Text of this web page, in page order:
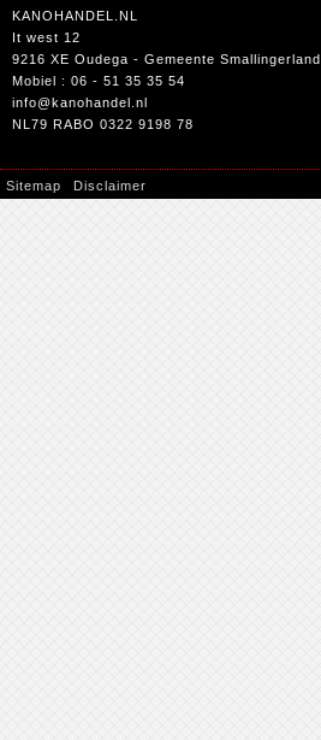
KANOHANDEL.NL
It west 12
9216 XE Oudega - Gemeente Smallingerland
Mobiel : 06 - 51 35 35 54
info@kanohandel.nl
NL79 RABO 0322 9198 78
Sitemap Disclaimer